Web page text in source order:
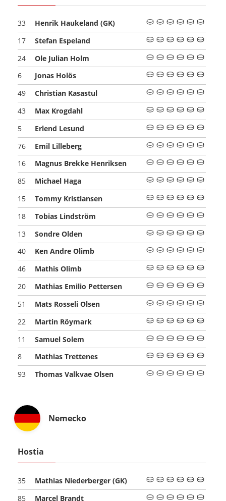
33 Henrik Haukeland (GK)
17 Stefan Espeland
24 Ole Julian Holm
6 Jonas Holös
49 Christian Kasastul
43 Max Krogdahl
5 Erlend Lesund
76 Emil Lilleberg
16 Magnus Brekke Henriksen
85 Michael Haga
15 Tommy Kristiansen
18 Tobias Lindström
13 Sondre Olden
40 Ken Andre Olimb
46 Mathis Olimb
20 Mathias Emilio Pettersen
51 Mats Rosseli Olsen
22 Martin Röymark
11 Samuel Solem
8 Mathias Trettenes
93 Thomas Valkvae Olsen
Nemecko
Hostia
35 Mathias Niederberger (GK)
85 Marcel Brandt